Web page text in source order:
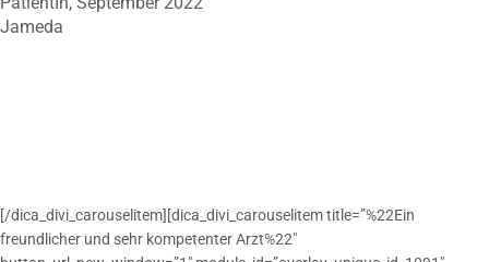
Jameda
[/dica_divi_carouselitem][dica_divi_carouselitem title=”%22Ein
freundlicher und sehr kompetenter Arzt%22″